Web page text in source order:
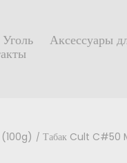
Уголь Аксессуары
(100g) Табак Cult C#50